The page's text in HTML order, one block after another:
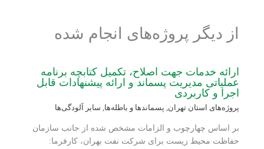
از دیگر پروژه‌های انجام شده
ارائه خدمات جهت اصلاح، تکمیل کتابچه برنامه
عملیاتی مدیریت پسماند و ارائه پیشنهادات قابل
اجرا و کاربردی
پروژه‌های استان تهران, پسماندها و باطله‌ها, سایر آلودگی‌ها
بر اساس چهارچوب و الزامات مشخص شده از جانب سازمان
حفاظت محیط زیست برای شرکت نفت بهران، کارفرما: